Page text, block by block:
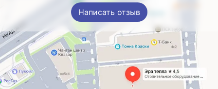
Написать отзыв